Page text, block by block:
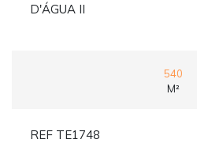
D'ÁGUA II
540
M²
REF TE1748